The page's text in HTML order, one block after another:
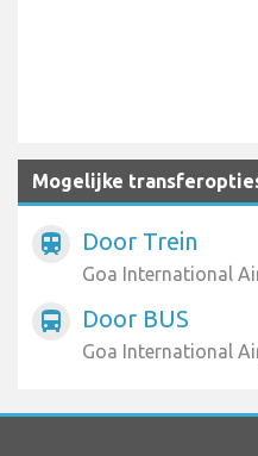
Mogelijke
train Door Trein
Goa International
directions_bus Door BUS
Goa International